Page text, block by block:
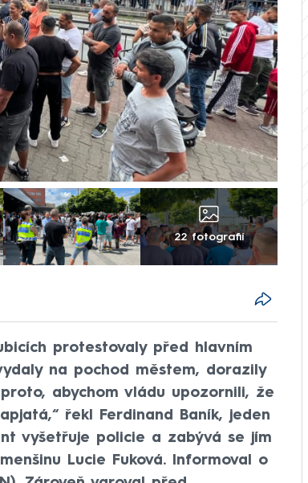
22 fotografií
protestovaly před hlavním
na pochod městem, dorazily
abychom vládu upozornili, že
řekl Ferdinand Baník, jeden
vyšetřuje policie a zabývá se jím
Lucie Fuková. Informoval o